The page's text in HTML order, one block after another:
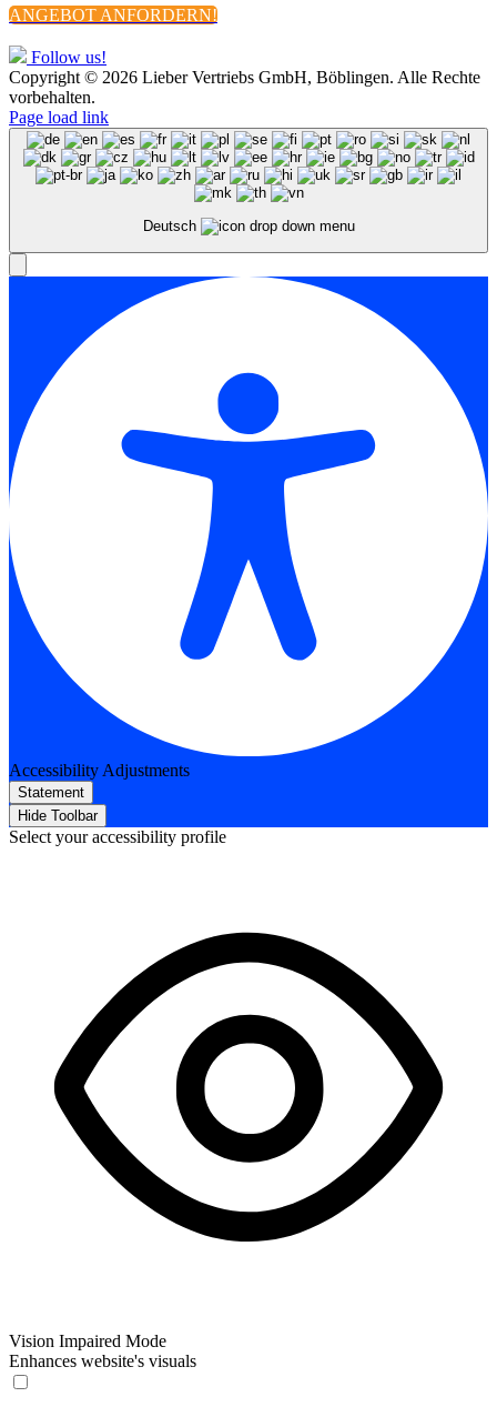
ANGEBOT ANFORDERN!
Follow us!
Copyright © 2026 Lieber Vertriebs GmbH, Böblingen. Alle Rechte
vorbehalten.
Page load link
Deutsch
Accessibility Adjustments
Statement
Hide Toolbar
Select your accessibility profile
Vision Impaired Mode
Enhances website's visuals